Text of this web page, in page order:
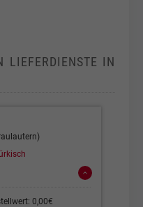
LIEFERDIENSTE IN
0,00€